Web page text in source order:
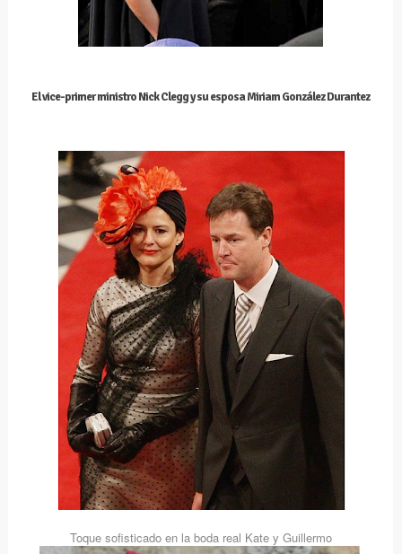
El vice-primer ministro Nick Clegg y su esposa Miriam González Durantez
Toque sofisticado en la boda real Kate y Guillermo